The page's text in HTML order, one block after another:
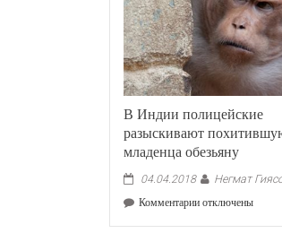
В Индии полицейские
разыскивают
младенца обезьяну
04.04.2018 Негмат
Комментариикотключены